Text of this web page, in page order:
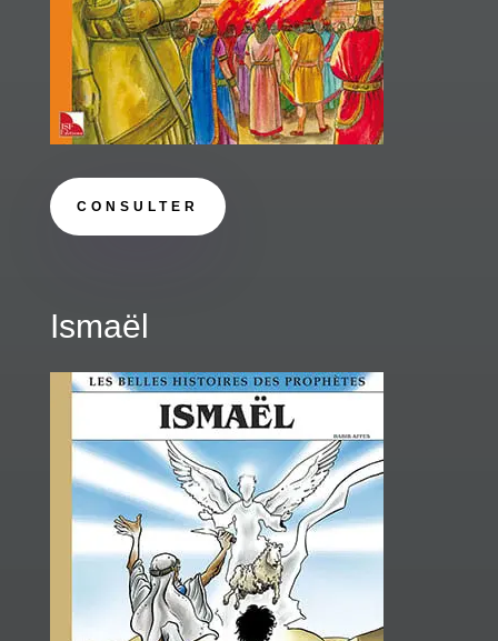
CONSULTER
Ismaël